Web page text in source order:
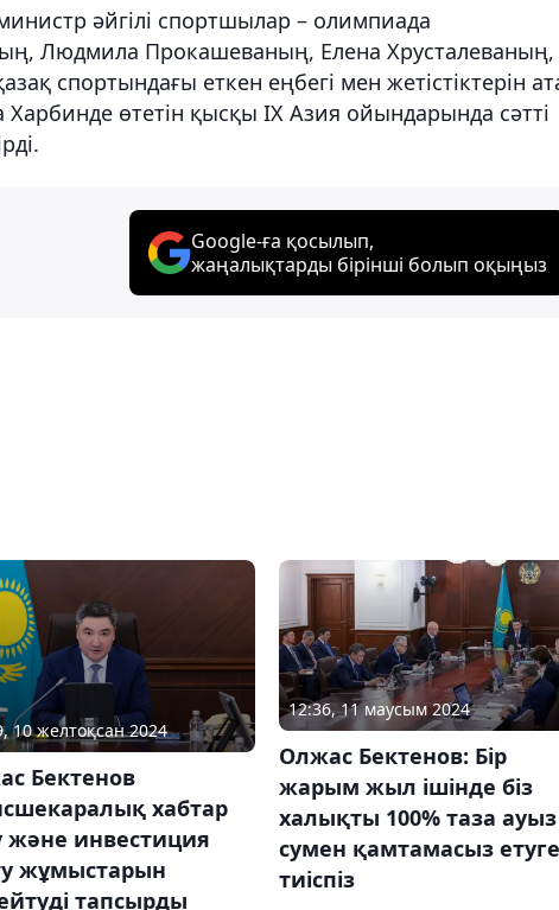
әйгілі спортшылар – олимпиада
Людмила Прокашеваның, Елена Хрусталеваның,
спортындағы еткен еңбегі мен жетістіктерін
өтетін қысқы IX Азия ойындарында сәтті
Google-ға қосылып,
жаңалықтарды бірінші болып оқыңыз
10 желтоқсан 2024
Бектенов
хабтар
және инвестиция
жұмыстарын
тапсырды
12:36, 11 маусым 2024
Олжас Бектенов: Бір
жарым жыл ішінде біз
халықты 100% таза ауыз
сумен қамтамасыз етуге
тиіспіз